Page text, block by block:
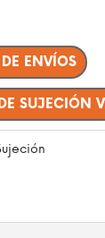
ENVÍOS
SUJECIÓN